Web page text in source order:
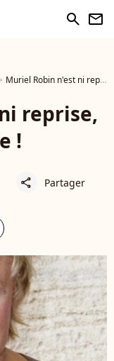
search newsletter
Muriel Robin n'est ni reprise, ni échangée !
reprise,
!
share Partager